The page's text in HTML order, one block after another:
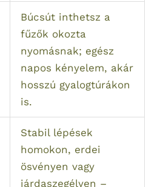
Búcsút inthetsz a
fűzők okozta
nyomásnak; egész
napos kényelem, akár
hosszú gyalogtúrákon
is.
Stabil lépések
homokon, erdei
ösvényen vagy
járdaszegélyen –